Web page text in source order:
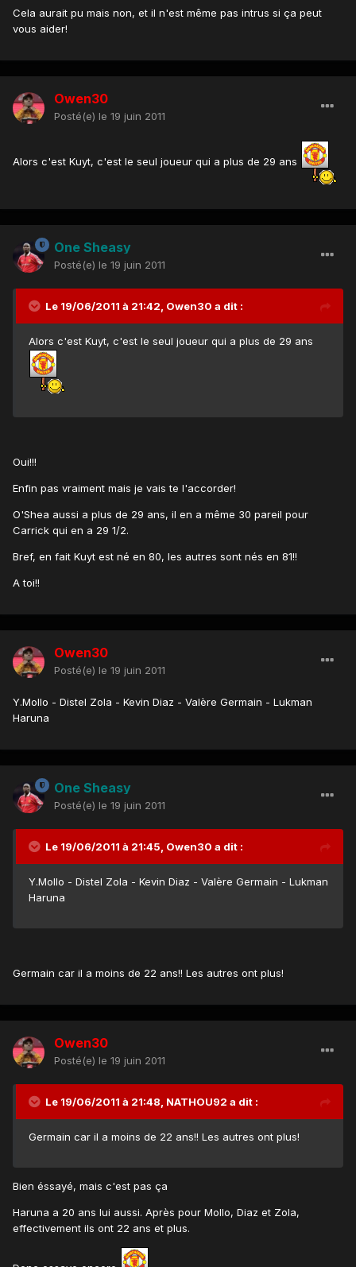
Cela aurait pu mais non, et il n'est même pas intrus si ça peut
vous aider!
Owen30
Posté(e) le 19 juin 2011
Alors c'est Kuyt, c'est le seul joueur qui a plus de 29 ans
One Sheasy
Posté(e) le 19 juin 2011
Le 19/06/2011 à 21:42, Owen30 a dit :
Alors c'est Kuyt, c'est le seul joueur qui a plus de 29 ans
Oui!!!
Enfin pas vraiment mais je vais te l'accorder!
O'Shea aussi a plus de 29 ans, il en a même 30 pareil pour
Carrick qui en a 29 1/2.
Bref, en fait Kuyt est né en 80, les autres sont nés en 81!!
A toi!!
Owen30
Posté(e) le 19 juin 2011
Y.Mollo - Distel Zola - Kevin Diaz - Valère Germain - Lukman
Haruna
One Sheasy
Posté(e) le 19 juin 2011
Le 19/06/2011 à 21:45, Owen30 a dit :
Y.Mollo - Distel Zola - Kevin Diaz - Valère Germain - Lukman
Haruna
Germain car il a moins de 22 ans!! Les autres ont plus!
Owen30
Posté(e) le 19 juin 2011
Le 19/06/2011 à 21:48, NATHOU92 a dit :
Germain car il a moins de 22 ans!! Les autres ont plus!
Bien éssayé, mais c'est pas ça
Haruna a 20 ans lui aussi. Après pour Mollo, Diaz et Zola,
effectivement ils ont 22 ans et plus.